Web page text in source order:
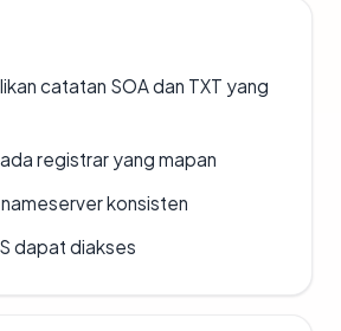
catatan SOA dan TXT yang
registrar yang mapan
konsisten
dapat diakses